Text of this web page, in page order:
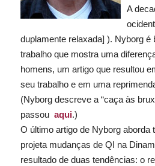
A
duplamente relaxada] ). Nyborg é
trabalho que mostra uma
homens, um artigo que resultou
seu trabalho e em uma
(Nyborg descreve a “caça às
passou aqui.)
O último artigo de Nyborg aborda
projeta mudanças de QI na
resultado de duas tendências: o